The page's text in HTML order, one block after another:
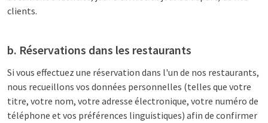
clients.
b. Réservations dans les restaurants
Si vous effectuez une réservation dans l'un de nos restaurants,
nous recueillons vos données personnelles (telles que votre
titre, votre nom, votre adresse électronique, votre numéro de
téléphone et vos préférences linguistiques) afin de confirmer